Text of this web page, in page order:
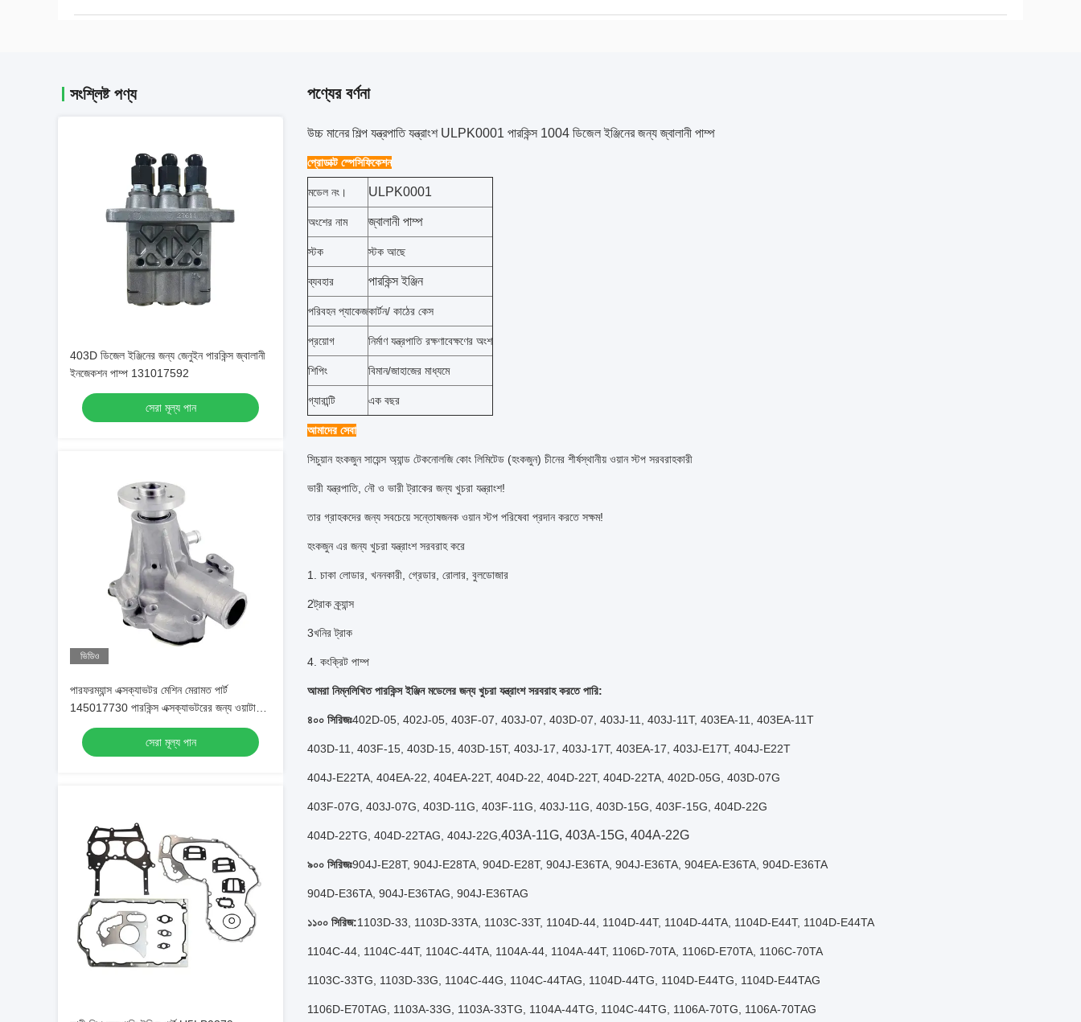
সংশ্লিষ্ট পণ্য
403D ডিজেল ইঞ্জিনের জন্য জেনুইন পারকিন্স জ্বালানী
ইনজেকশন পাম্প 131017592
সেরা মূল্য পান
ভিডিও
পারফরম্যান্স এক্সক্যাভটর মেশিন মেরামত পার্ট
145017730 পারকিন্স এক্সক্যাভটরের জন্য ওয়াটার
সেরা মূল্য পান
পণ্যের বর্ণনা
উচ্চ মানের শিল্প যন্ত্রপাতি যন্ত্রাংশ ULPK0001 পারকিন্স 1004 ডিজেল ইঞ্জিনের জন্য জ্বালানী পাম্প
প্রোডাক্ট স্পেসিফিকেশন
মডেল নং। ULPK0001
অংশের নাম জ্বালানী পাম্প
স্টক স্টক আছে
ব্যবহার পারকিন্স ইঞ্জিন
পরিবহন প্যাকেজকার্টন/ কাঠের কেস
প্রয়োগ নির্মাণ যন্ত্রপাতি রক্ষণাবেক্ষণের অংশ
শিপিং বিমান/জাহাজের মাধ্যমে
গ্যারান্টি এক বছর
আমাদের সেবা
সিচুয়ান হংকজুন সায়েন্স অ্যান্ড টেকনোলজি কোং লিমিটেড (হংকজুন) চীনের শীর্ষস্থানীয় ওয়ান স্টপ সরবরাহকারী
ভারী যন্ত্রপাতি, নৌ ও ভারী ট্রাকের জন্য খুচরা যন্ত্রাংশ!
তার গ্রাহকদের জন্য সবচেয়ে সন্তোষজনক ওয়ান স্টপ পরিষেবা প্রদান করতে সক্ষম!
হংকজুন এর জন্য খুচরা যন্ত্রাংশ সরবরাহ করে
1. চাকা লোডার, খননকারী, গ্রেডার, রোলার, বুলডোজার
2ট্রাক ক্র্যান্স
3খনির ট্রাক
4. কংক্রিট পাম্প
আমরা নিম্নলিখিত পারকিন্স ইঞ্জিন মডেলের জন্য খুচরা যন্ত্রাংশ সরবরাহ করতে পারি:
৪০০ সিরিজঃ402D-05, 402J-05, 403F-07, 403J-07, 403D-07, 403J-11, 403J-11T, 403EA-11, 403EA-11T
403D-11, 403F-15, 403D-15, 403D-15T, 403J-17, 403J-17T, 403EA-17, 403J-E17T, 404J-E22T
404J-E22TA, 404EA-22, 404EA-22T, 404D-22, 404D-22T, 404D-22TA, 402D-05G, 403D-07G
403F-07G, 403J-07G, 403D-11G, 403F-11G, 403J-11G, 403D-15G, 403F-15G, 404D-22G
404D-22TG, 404D-22TAG, 404J-22G, 403A-11G, 403A-15G, 404A-22G
৯০০ সিরিজঃ904J-E28T, 904J-E28TA, 904D-E28T, 904J-E36TA, 904J-E36TA, 904EA-E36TA, 904D-E36TA
904D-E36TA, 904J-E36TAG, 904J-E36TAG
১১০০ সিরিজ:1103D-33, 1103D-33TA, 1103C-33T, 1104D-44, 1104D-44T, 1104D-44TA, 1104D-E44T, 1104D-E44TA
1104C-44, 1104C-44T, 1104C-44TA, 1104A-44, 1104A-44T, 1106D-70TA, 1106D-E70TA, 1106C-70TA
1103C-33TG, 1103D-33G, 1104C-44G, 1104C-44TAG, 1104D-44TG, 1104D-E44TG, 1104D-E44TAG
1106D-E70TAG, 1103A-33G, 1103A-33TG, 1104A-44TG, 1104C-44TG, 1106A-70TG, 1106A-70TAG